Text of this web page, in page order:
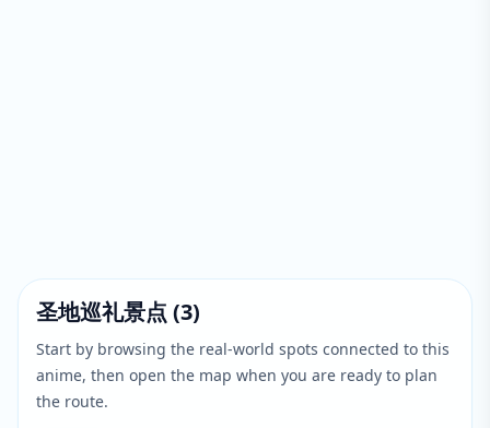
圣地巡礼景点 (3)
Start by browsing the real-world spots connected to this
anime, then open the map when you are ready to plan
the route.